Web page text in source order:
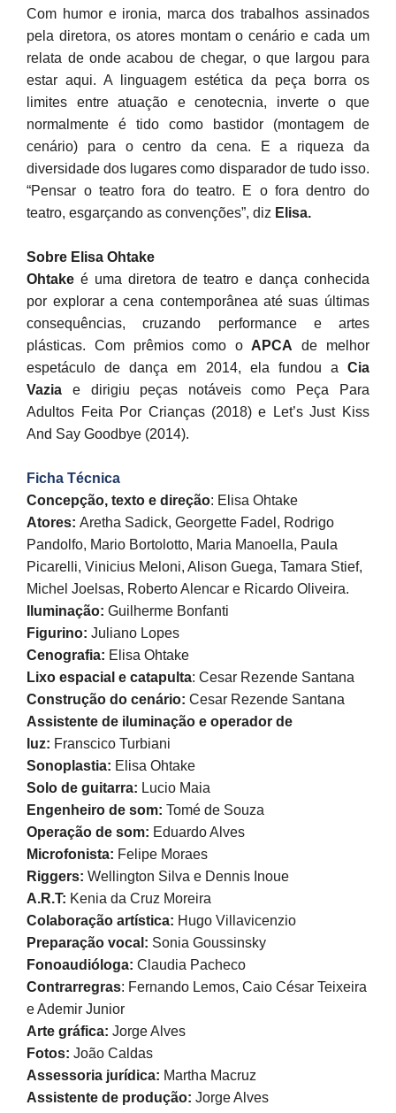
Com humor e ironia, marca dos trabalhos assinados
pela diretora, os atores montam o cenário e cada um
relata de onde acabou de chegar, o que largou para
estar aqui. A linguagem estética da peça borra os
limites entre atuação e cenotecnia, inverte o que
normalmente é tido como bastidor (montagem de
cenário) para o centro da cena. E a riqueza da
diversidade dos lugares como disparador de tudo isso.
“Pensar o teatro fora do teatro. E o fora dentro do
teatro, esgarçando as convenções”, diz Elisa.
Sobre Elisa Ohtake
Ohtake é uma diretora de teatro e dança conhecida
por explorar a cena contemporânea até suas últimas
consequências, cruzando performance e artes
plásticas. Com prêmios como o APCA de melhor
espetáculo de dança em 2014, ela fundou a Cia
Vazia e dirigiu peças notáveis como Peça Para
Adultos Feita Por Crianças (2018) e Let’s Just Kiss
And Say Goodbye (2014).
Ficha Técnica
Concepção, texto e direção: Elisa Ohtake
Atores: Aretha Sadick, Georgette Fadel, Rodrigo
Pandolfo, Mario Bortolotto, Maria Manoella, Paula
Picarelli, Vinicius Meloni, Alison Guega, Tamara Stief,
Michel Joelsas, Roberto Alencar e Ricardo Oliveira.
Iluminação: Guilherme Bonfanti
Figurino: Juliano Lopes
Cenografia: Elisa Ohtake
Lixo espacial e catapulta: Cesar Rezende Santana
Construção do cenário: Cesar Rezende Santana
Assistente de iluminação e operador de
luz: Franscico Turbiani
Sonoplastia: Elisa Ohtake
Solo de guitarra: Lucio Maia
Engenheiro de som: Tomé de Souza
Operação de som: Eduardo Alves
Microfonista: Felipe Moraes
Riggers:Wellington Silva e Dennis Inoue
A.R.T: Kenia da Cruz Moreira
Colaboração artística: Hugo Villavicenzio
Preparação vocal: Sonia Goussinsky
Fonoaudióloga: Claudia Pacheco
Contrarregras: Fernando Lemos, Caio César Teixeira
e Ademir Junior
Arte gráfica:Jorge Alves
Fotos:João Caldas
Assessoria jurídica: Martha Macruz
Assistente de produção:Jorge Alves